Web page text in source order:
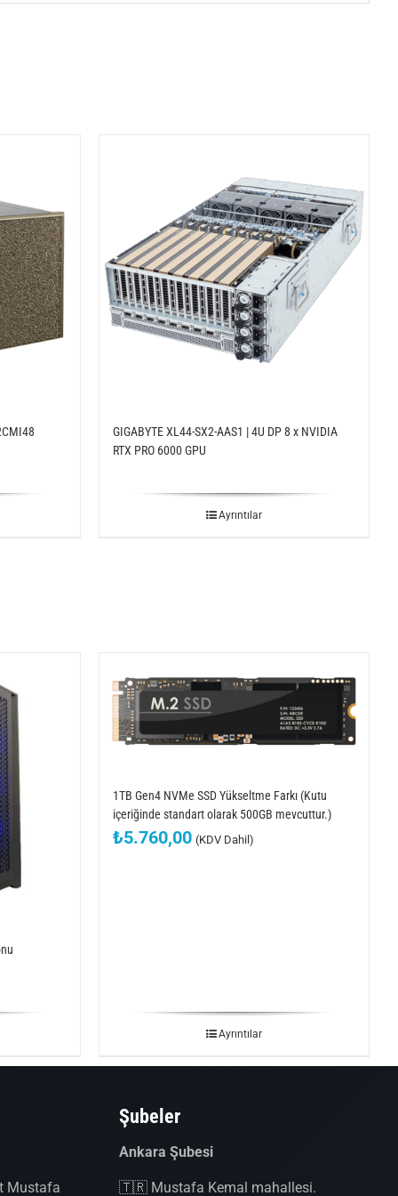
GIGABYTE XL44-SX2-AAS1 | 4U DP 8 x NVIDIA
RTX PRO 6000 GPU
Ayrıntılar
1TB Gen4 NVMe SSD Yükseltme Farkı (Kutu
içeriğinde standart olarak 500GB mevcuttur.)
₺5.760,00 (KDV Dahil)
Ayrıntılar
Mustafa
Şubeler
Ankara Şubesi
🇹🇷 Mustafa Kemal mahallesi.